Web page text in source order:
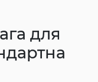
для